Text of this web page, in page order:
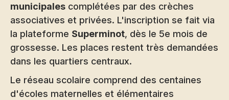
municipales complétées par des crèches
associatives et privées. L'inscription se fait via
la plateforme Superminot, dès le 5e mois de
grossesse. Les places restent très demandées
dans les quartiers centraux.
Le réseau scolaire comprend des centaines
d'écoles maternelles et élémentaires